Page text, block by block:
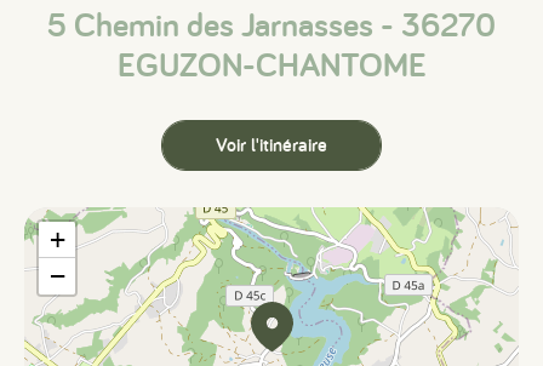
5 Chemin des Jarnasses - 36270
EGUZON-CHANTOME
Voir l'itinéraire
+
−